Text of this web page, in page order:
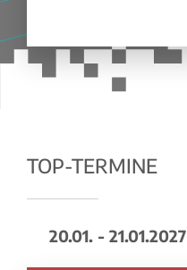
TOP-TERMINE
20.01. - 21.01.2027